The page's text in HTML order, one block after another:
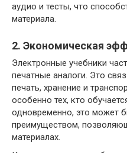
аудио и тесты, что
материала.
2. Экономическая
Электронные учебники
печатные аналоги. Это
печать, хранение и
особенно тех, кто
одновременно, это может
преимуществом,
материалах.